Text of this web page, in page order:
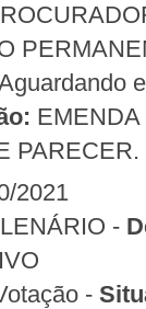
PARECER.
2021
PLENÁRIO -
1ª Votação -